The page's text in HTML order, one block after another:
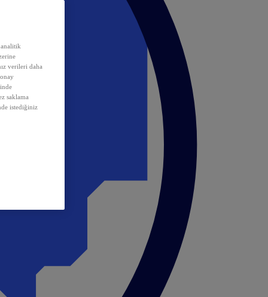
verileri daha
saklama
istediğiniz